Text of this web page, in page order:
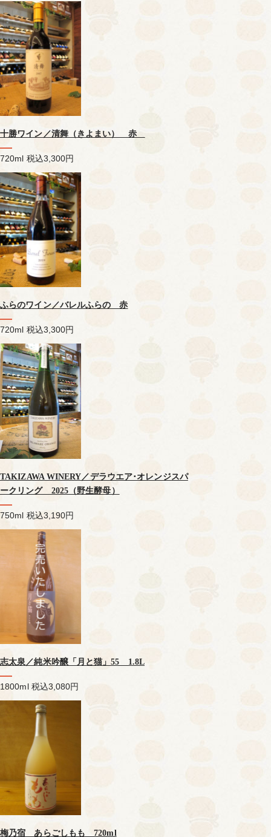
十勝ワイン／清舞（きよまい） 赤
720ml 税込3,300円
ふらのワイン／バレルふらの 赤
720ml 税込3,300円
TAKIZAWA WINERY／デラウエア･オレンジスパ
ークリング 2025（野生酵母）
750ml 税込3,190円
志太泉／純米吟醸「月と猫」55 1.8L
1800ml 税込3,080円
梅乃宿 あらごしもも 720ml